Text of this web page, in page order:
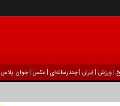
|ورزش | ايران |چندرسانه‌ای |عکس |جوان پلاس